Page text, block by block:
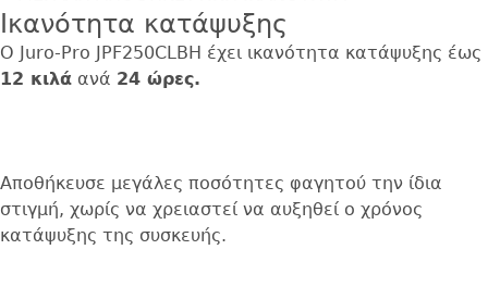
Ικανότητα κατάψυξης
Ο Juro-Pro JPF250CLBH έχει ικανότητα κατάψυξης έως
12 κιλά ανά 24 ώρες.
Αποθήκευσε μεγάλες ποσότητες φαγητού την ίδια
στιγμή, χωρίς να χρειαστεί να αυξηθεί ο χρόνος
κατάψυξης της συσκευής.